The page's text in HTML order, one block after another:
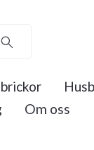
Om oss